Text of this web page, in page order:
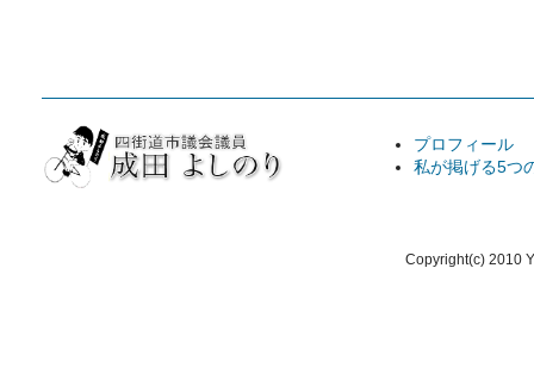
プロフィール
私が掲げる5つ
Copyright(c) 2010